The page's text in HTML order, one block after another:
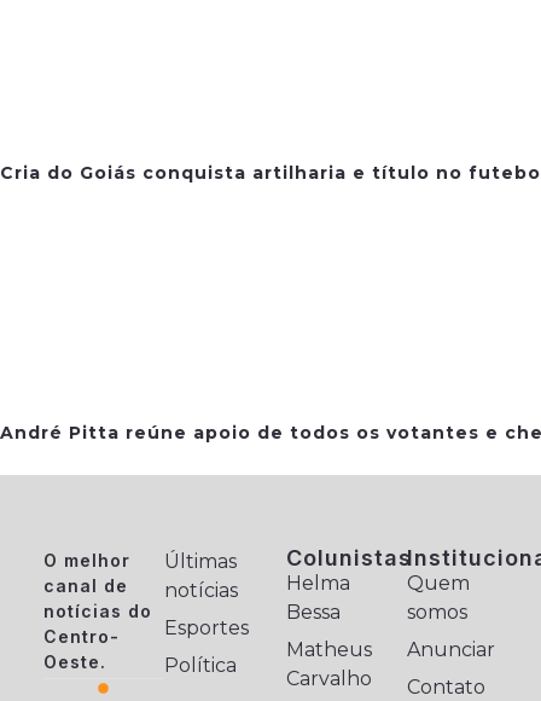
Cria do Goiás conquista artilharia e título no
André Pitta reúne apoio de todos os votantes e
O melhor
canal de
notícias do
Centro-
Oeste.
Últimas
notícias
Esportes
Política
Colunistas
Helma
Bessa
Matheus
Carvalho
Quem
somos
Anunciar
Contato